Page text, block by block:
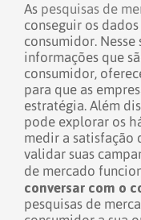
As pesquisas de
conseguir os
consumidor.
informações que
consumidor,
para que as
estratégia. Além
pode explorar os
medir a satisfação
validar suas
de mercado
conversar com o
pesquisas de